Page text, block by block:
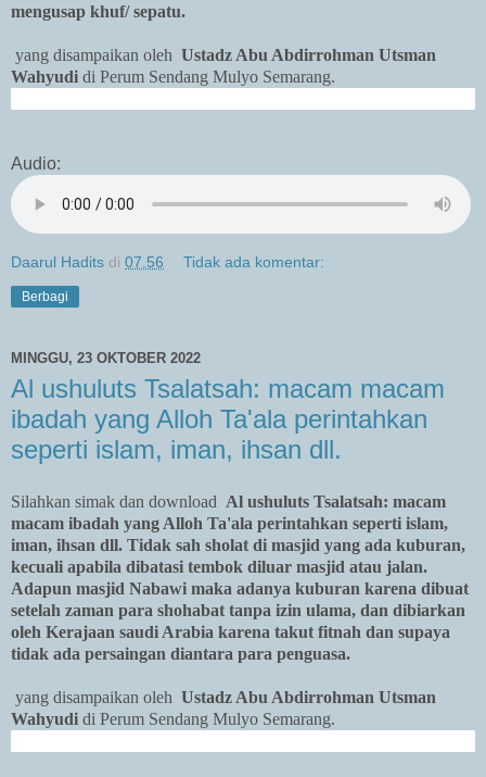
mengusap khuf/ sepatu.
yang disampaikan oleh Ustadz Abu Abdirrohman Utsman
Wahyudi di Perum Sendang Mulyo Semarang.
Audio:
Daarul Hadits di 07.56 Tidak ada komentar:
Berbagi
MINGGU, 23 OKTOBER 2022
Al ushuluts Tsalatsah: macam macam
ibadah yang Alloh Ta'ala perintahkan
seperti islam, iman, ihsan dll.
Silahkan simak dan download Al ushuluts Tsalatsah: macam
macam ibadah yang Alloh Ta'ala perintahkan seperti islam,
iman, ihsan dll. Tidak sah sholat di masjid yang ada kuburan,
kecuali apabila dibatasi tembok diluar masjid atau jalan.
Adapun masjid Nabawi maka adanya kuburan karena dibuat
setelah zaman para shohabat tanpa izin ulama, dan dibiarkan
oleh Kerajaan saudi Arabia karena takut fitnah dan supaya
tidak ada persaingan diantara para penguasa.
yang disampaikan oleh Ustadz Abu Abdirrohman Utsman
Wahyudi di Perum Sendang Mulyo Semarang.